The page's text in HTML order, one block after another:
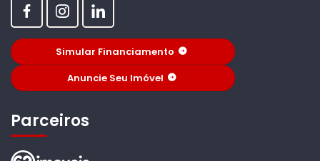
Simular Financiamento
Anuncie Seu Imóvel
Parceiros